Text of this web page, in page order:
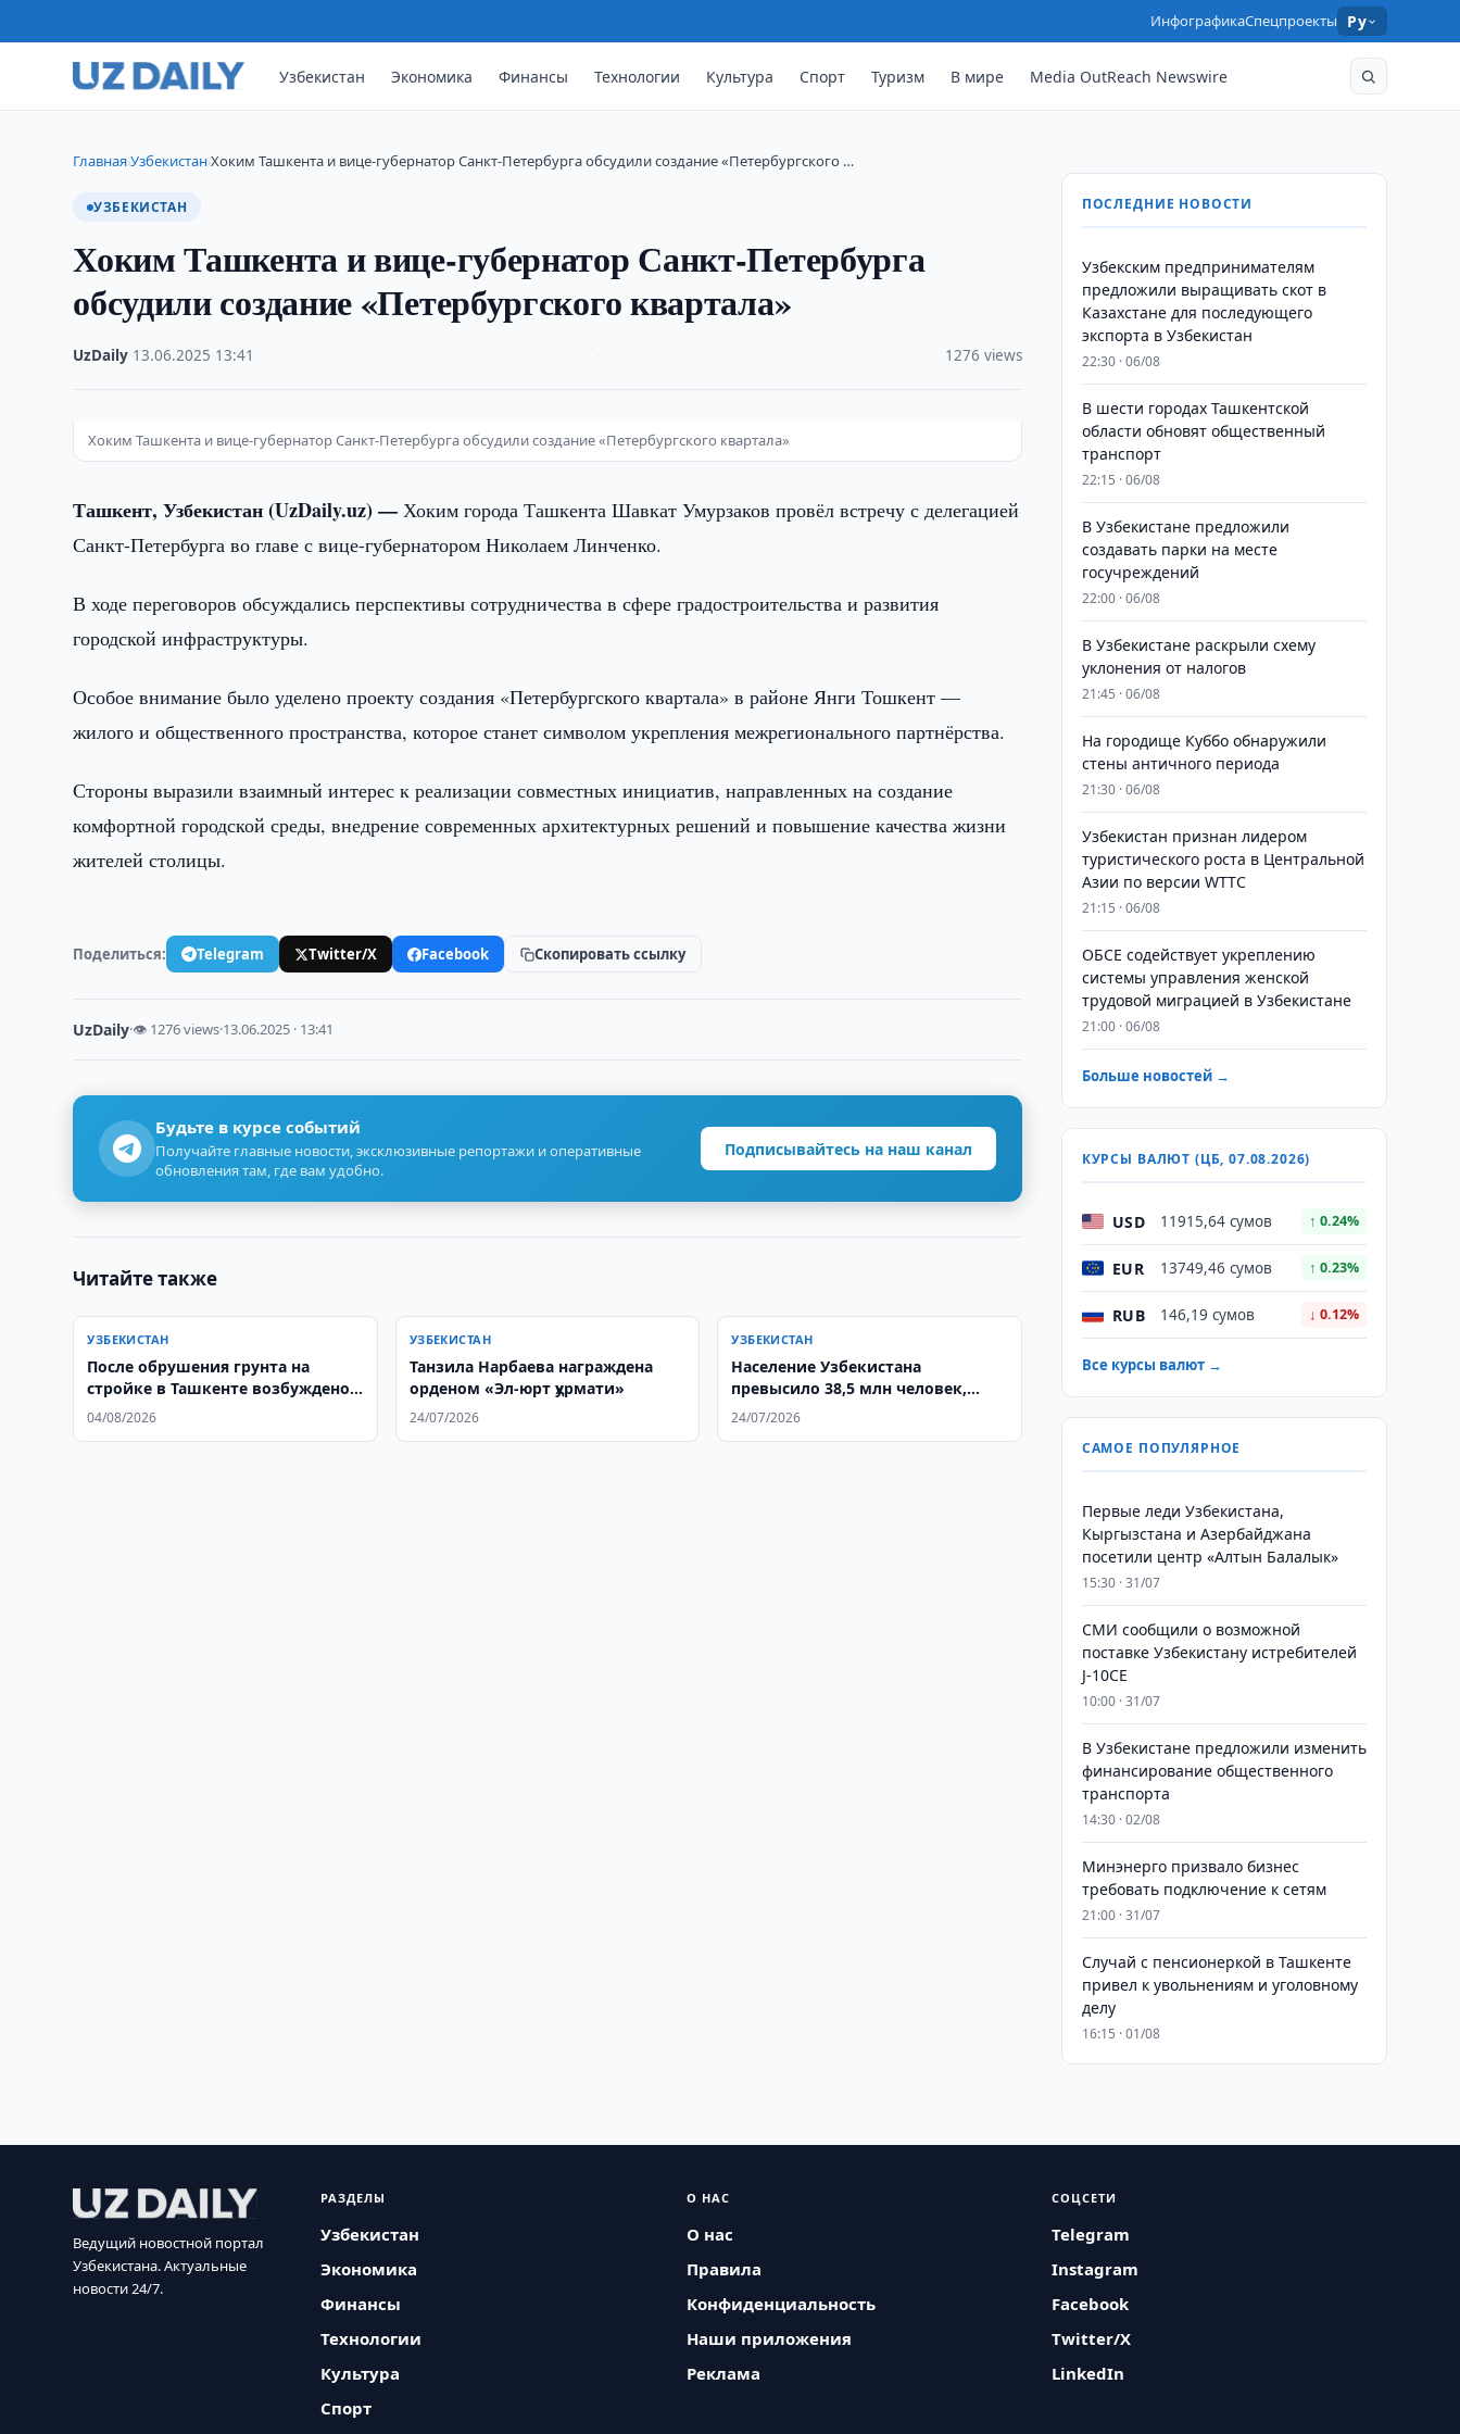
ИнфографикаСпецпроекты Ру
Узбекистан Экономика Финансы Технологии Культура Спорт Туризм В мире Media OutReach Newswire
Главная›Узбекистан›Хоким Ташкента и вице-губернатор Санкт-Петербурга обсудили создание «Петербургского …
УЗБЕКИСТАН
Хоким Ташкента и вице-губернатор Санкт-Петербурга
обсудили создание «Петербургского квартала»
UzDaily 13.06.2025 13:41 1276 views
Хоким Ташкента и вице-губернатор Санкт-Петербурга обсудили создание «Петербургского квартала»
Ташкент, Узбекистан (UzDaily.uz) —Хоким города Ташкента Шавкат Умурзаков провёл встречу с делегацией
Санкт-Петербурга во главе с вице-губернатором Николаем Линченко.
В ходе переговоров обсуждались перспективы сотрудничества в сфере градостроительства и развития
городской инфраструктуры.
Особое внимание было уделено проекту создания «Петербургского квартала» в районе Янги Тошкент —
жилого и общественного пространства, которое станет символом укрепления межрегионального партнёрства.
Стороны выразили взаимный интерес к реализации совместных инициатив, направленных на создание
комфортной городской среды, внедрение современных архитектурных решений и повышение качества жизни
жителей столицы.
Поделиться: Telegram Twitter/X Facebook Скопировать ссылку
UzDaily·👁 1276 views·13.06.2025 · 13:41
Будьте в курсе событий
Получайте главные новости, эксклюзивные репортажи и оперативные
обновления там, где вам удобно.
Подписывайтесь на наш канал
Читайте также
УЗБЕКИСТАН
После обрушения грунта на
стройке в Ташкенте возбуждено
уголовное дело
04/08/2026
УЗБЕКИСТАН
Танзила Нарбаева награждена
орденом «Эл-юрт ҳурмати»
24/07/2026
УЗБЕКИСТАН
Население Узбекистана
превысило 38,5 млн человек,
рождаемость снизилась на 32
24/07/2026
ПОСЛЕДНИЕ НОВОСТИ
Узбекским предпринимателям
предложили выращивать скот в
Казахстане для последующего
экспорта в Узбекистан
22:30 · 06/08
В шести городах Ташкентской
области обновят общественный
транспорт
22:15 · 06/08
В Узбекистане предложили
создавать парки на месте
госучреждений
22:00 · 06/08
В Узбекистане раскрыли схему
уклонения от налогов
21:45 · 06/08
На городище Куббо обнаружили
стены античного периода
21:30 · 06/08
Узбекистан признан лидером
туристического роста в Центральной
Азии по версии WTTC
21:15 · 06/08
ОБСЕ содействует укреплению
системы управления женской
трудовой миграцией в Узбекистане
21:00 · 06/08
Больше новостей →
КУРСЫ ВАЛЮТ (ЦБ, 07.08.2026)
USD 11915,64 сумов ↑ 0.24%
EUR 13749,46 сумов ↑ 0.23%
RUB 146,19 сумов ↓ 0.12%
Все курсы валют →
САМОЕ ПОПУЛЯРНОЕ
Первые леди Узбекистана,
Кыргызстана и Азербайджана
посетили центр «Алтын Балалык»
15:30 · 31/07
СМИ сообщили о возможной
поставке Узбекистану истребителей
J-10CE
10:00 · 31/07
В Узбекистане предложили изменить
финансирование общественного
транспорта
14:30 · 02/08
Минэнерго призвало бизнес
требовать подключение к сетям
21:00 · 31/07
Случай с пенсионеркой в Ташкенте
привел к увольнениям и уголовному
делу
16:15 · 01/08
Ведущий новостной портал
Узбекистана. Актуальные
новости 24/7.
РАЗДЕЛЫ
Узбекистан
Экономика
Финансы
Технологии
Культура
Спорт
О НАС
О нас
Правила
Конфиденциальность
Наши приложения
Реклама
СОЦСЕТИ
Telegram
Instagram
Facebook
Twitter/X
LinkedIn